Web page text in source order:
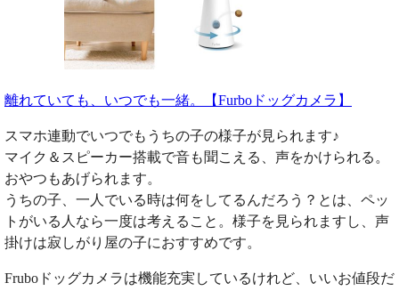
離れていても、いつでも一緒。【Furboドッグカメラ】
スマホ連動でいつでもうちの子の様子が見られます♪
マイク＆スピーカー搭載で音も聞こえる、声をかけられる。
おやつもあげられます。
うちの子、一人でいる時は何をしてるんだろう？とは、ペッ
トがいる人なら一度は考えること。様子を見られますし、声
掛けは寂しがり屋の子におすすめです。
Fruboドッグカメラは機能充実しているけれど、いいお値段だ